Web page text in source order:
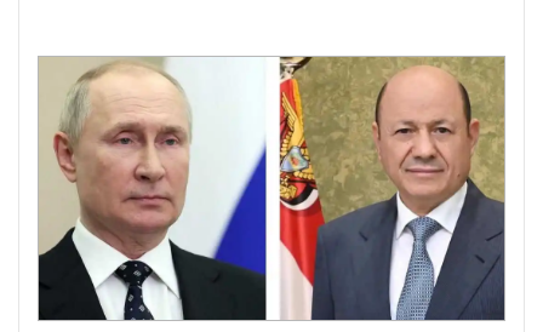
الفلسطيني